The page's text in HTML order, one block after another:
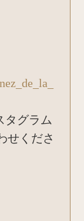
タグラム
せくださ